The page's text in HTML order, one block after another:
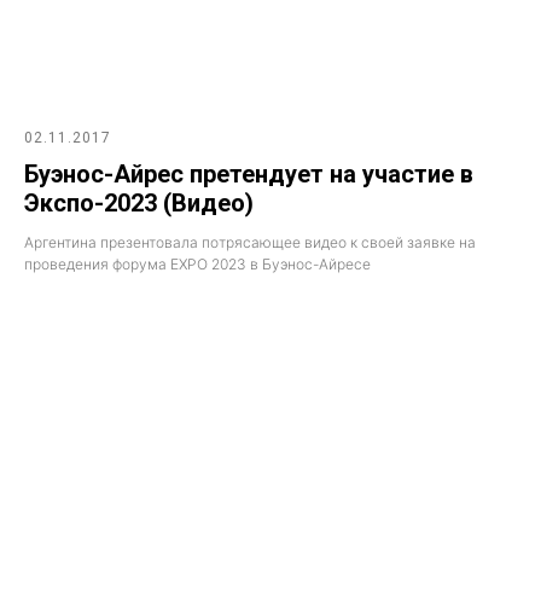
02.11.2017
Буэнос-Айрес претендует на участие в
Экспо-2023 (Видео)
Аргентина презентовала потрясающее видео к своей заявке на
проведения форума EXPO 2023 в Буэнос-Айресе